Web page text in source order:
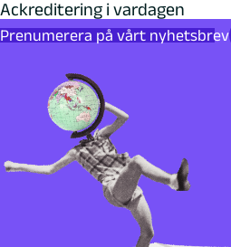
Ackreditering i vardagen
Prenumerera på vårt nyhetsbrev